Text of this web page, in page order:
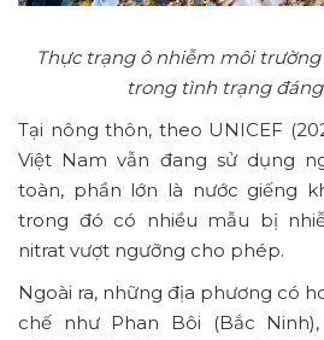
Thực trạng ô nhiễm môi
trong tình trạng
Tại nông thôn, theo UNICEF
Việt Nam vẫn đang sử dụng
toàn, phần lớn là nước giếng
trong đó có nhiều mẫu bị
nitrat vượt ngưỡng cho phép.
Ngoài ra, những địa phương có
chế như Phan Bôi (Bắc Ninh),